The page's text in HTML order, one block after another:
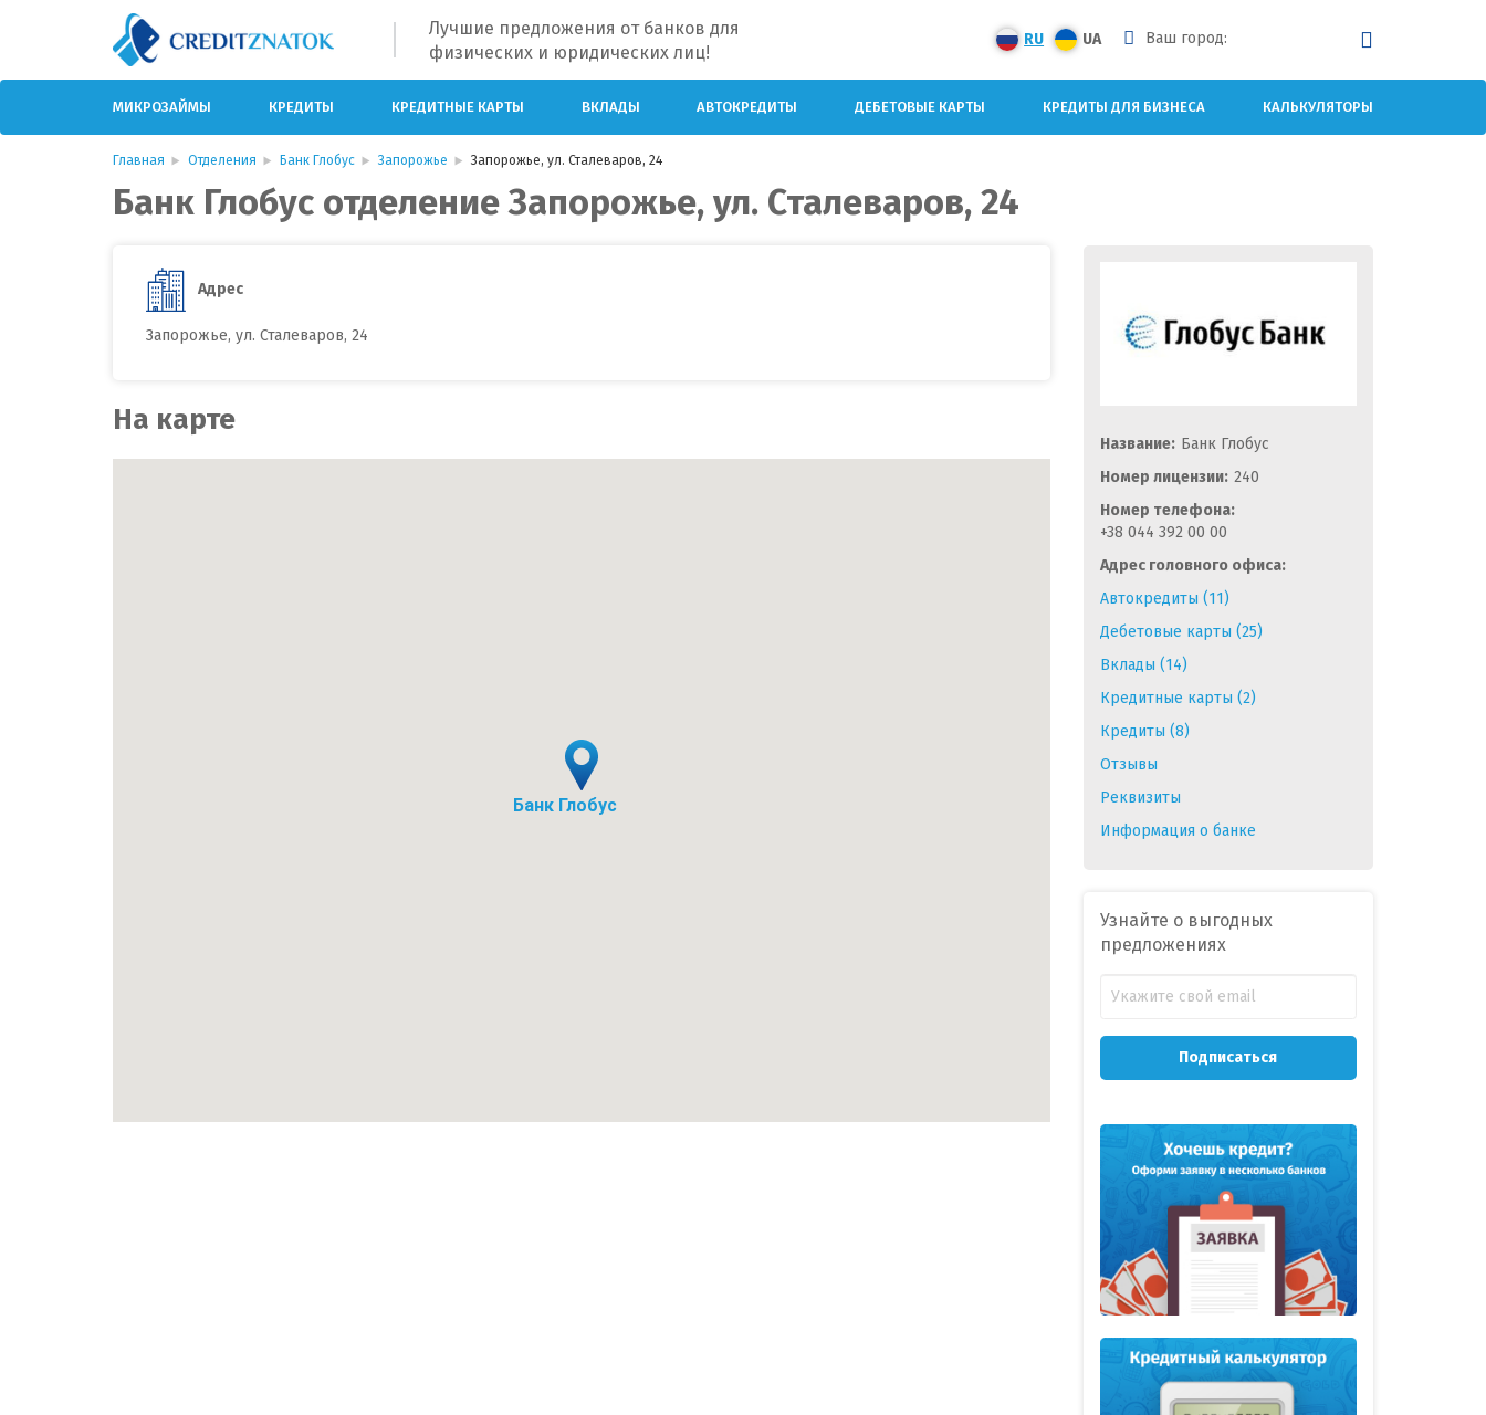
Лучшие предложения от банков для
физических и юридических лиц!
RU UA Ваш город:
МИКРОЗАЙМЫ КРЕДИТЫ КРЕДИТНЫЕ КАРТЫ ВКЛАДЫ АВТОКРЕДИТЫ ДЕБЕТОВЫЕ КАРТЫ КРЕДИТЫ ДЛЯ БИЗНЕСА КАЛЬКУЛЯТОРЫ
Главная Отделения Банк Глобус Запорожье Запорожье, ул. Сталеваров, 24
Банк Глобус отделение Запорожье, ул. Сталеваров, 24
Адрес
Запорожье, ул. Сталеваров, 24
На карте
Банк Глобус
Название: Банк Глобус
Номер лицензии: 240
Номер телефона:
+38 044 392 00 00
Адрес головного офиса:
Автокредиты (11)
Дебетовые карты (25)
Вклады (14)
Кредитные карты (2)
Кредиты (8)
Отзывы
Реквизиты
Информация о банке
Узнайте о выгодных
предложениях
Подписаться